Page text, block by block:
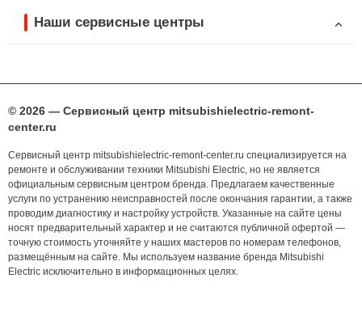
Наши сервисные центры
© 2026 — Сервисный центр mitsubishielectric-remont-
center.ru
Сервисный центр mitsubishielectric-remont-center.ru специализируется на
ремонте и обслуживании техники Mitsubishi Electric, но не является
официальным сервисным центром бренда. Предлагаем качественные
услуги по устранению неисправностей после окончания гарантии, а также
проводим диагностику и настройку устройств. Указанные на сайте цены
носят предварительный характер и не считаются публичной офертой —
точную стоимость уточняйте у наших мастеров по номерам телефонов,
размещённым на сайте. Мы используем название бренда Mitsubishi
Electric исключительно в информационных целях.